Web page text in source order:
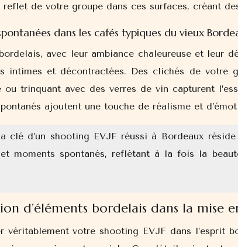
reflet de votre groupe dans ces surfaces, créant
dans les cafés typiques du vieux
avec leur ambiance chaleureuse et leur
intimes et décontractées. Des clichés de votre
ou trinquant avec des verres de vin capturent
ajoutent une touche de réalisme et
a clé d’un shooting EVJF réussi à Bordeaux
et moments spontanés, reflétant à la fois la
d’éléments bordelais dans la mise
véritablement votre shooting EVJF dans l’esprit